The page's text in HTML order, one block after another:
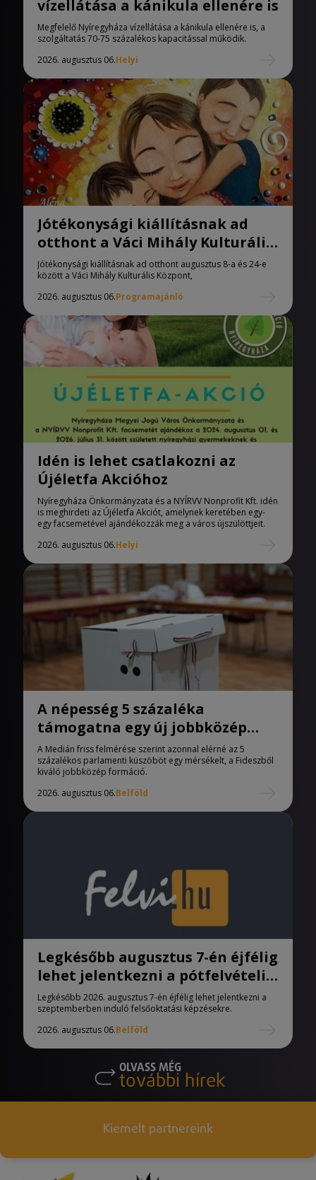
vízellátása a kánikula ellenére is
Megfelelő Nyíregyháza vízellátása a kánikula ellenére is, a
szolgáltatás 70-75 százalékos kapacitással működik.
2026. augusztus 06.Helyi
Jótékonysági kiállításnak ad
otthont a Váci Mihály Kulturális
Központ
Jótékonysági kiállításnak ad otthont augusztus 8-a és 24-e
között a Váci Mihály Kulturális Központ,
2026. augusztus 06.Programajánló
Idén is lehet csatlakozni az
Újéletfa Akcióhoz
Nyíregyháza Önkormányzata és a NYÍRVV Nonprofit Kft. idén
is meghirdeti az Újéletfa Akciót, amelynek keretében egy-
egy facsemetével ajándékozzák meg a város újszülöttjeit.
2026. augusztus 06.Helyi
A népesség 5 százaléka
támogatna egy új jobbközép
pártot
A Medián friss felmérése szerint azonnal elérné az 5
százalékos parlamenti küszöböt egy mérsékelt, a Fideszből
kiváló jobbközép formáció.
2026. augusztus 06.Belföld
Legkésőbb augusztus 7-én éjfélig
lehet jelentkezni a pótfelvételi
eljárásban
Legkésőbb 2026. augusztus 7-én éjfélig lehet jelentkezni a
szeptemberben induló felsőoktatási képzésekre.
2026. augusztus 06.Belföld
OLVASS MÉG
további hírek
Kiemelt partnereink